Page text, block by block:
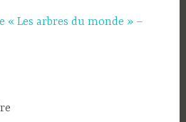
Les arbres du monde » –